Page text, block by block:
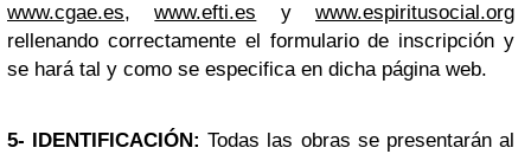
www.cgae.es,www.efti.es ywww.espiritusocial.org
rellenando correctamente el formulario de inscripción y
se hará tal y como se especifica en dicha página web.
5- IDENTIFICACIÓN: Todas las obras se presentarán al